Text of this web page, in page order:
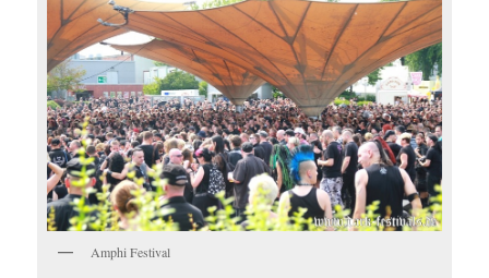
Amphi Festival